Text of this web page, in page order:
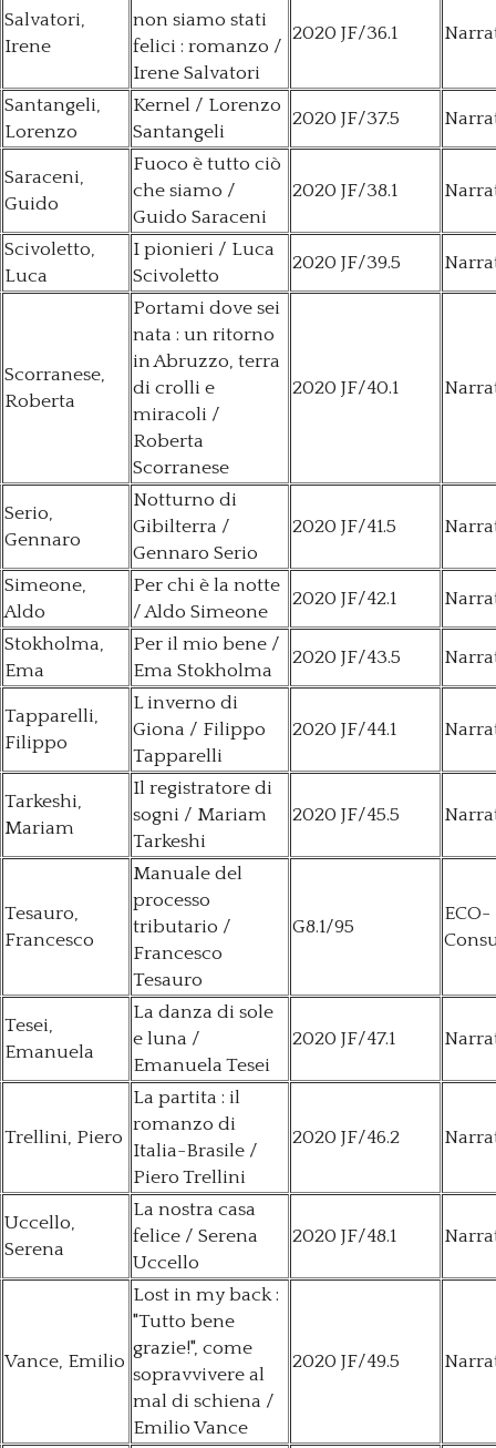
Salvatori,
Irene
non siamo stati
felici : romanzo /
Irene Salvatori
2020 JF/36.1
Santangeli,
Lorenzo
Kernel / Lorenzo
Santangeli
2020 JF/37.5
Saraceni,
Guido
Fuoco è tutto ciò
che siamo /
Guido Saraceni
2020 JF/38.1
Scivoletto,
Luca
I pionieri / Luca
Scivoletto
2020 JF/39.5
Scorranese,
Roberta
Portami dove sei
nata : un ritorno
in Abruzzo, terra
di crolli e
miracoli /
Roberta
Scorranese
2020 JF/40.1
Serio,
Gennaro
Notturno di
Gibilterra /
Gennaro Serio
2020 JF/41.5
Simeone,
Aldo
Per chi è la notte
/ Aldo Simeone
2020 JF/42.1
Stokholma,
Ema
Per il mio bene /
Ema Stokholma
2020 JF/43.5
Tapparelli,
Filippo
L inverno di
Giona / Filippo
Tapparelli
2020 JF/44.1
Tarkeshi,
Mariam
Il registratore di
sogni / Mariam
Tarkeshi
2020 JF/45.5
Tesauro,
Francesco
Manuale del
processo
tributario /
Francesco
Tesauro
G8.1/95
ECO-
Tesei,
Emanuela
La danza di sole
e luna /
Emanuela Tesei
2020 JF/47.1
Trellini, Piero
La partita : il
romanzo di
Italia-Brasile /
Piero Trellini
2020 JF/46.2
Uccello,
Serena
La nostra casa
felice / Serena
Uccello
2020 JF/48.1
Vance, Emilio
Lost in my back :
"Tutto bene
grazie!", come
sopravvivere al
mal di schiena /
Emilio Vance
2020 JF/49.5